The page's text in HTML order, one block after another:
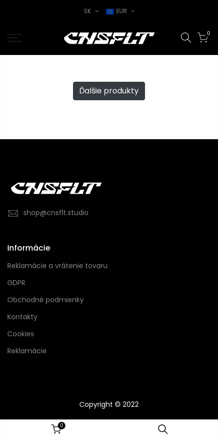
SK EUR
0
Ďalšie produkty
shop@cnsflt.studio
Informácie
Reklamácie a vrátenie tovaru
GDPR
Obchodné podmienky
Kontakty
Cookies
Reklamácie
Copyright © 2022
0